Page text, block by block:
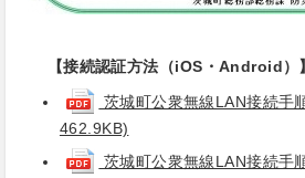
【接続認証方法（iOS・Android）】
茨城町公衆無線LAN接続手
462.9KB)
茨城町公衆無線LAN接続手